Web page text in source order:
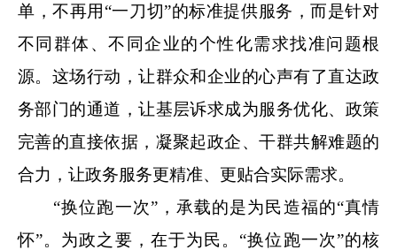
单，不再用“一刀切”的标准提供服务，而是针对
不同群体、不同企业的个性化需求找准问题根
源。这场行动，让群众和企业的心声有了直达政
务部门的通道，让基层诉求成为服务优化、政策
完善的直接依据，凝聚起政企、干群共解难题的
合力，让政务服务更精准、更贴合实际需求。
“换位跑一次”，承载的是为民造福的“真情
怀”。为政之要，在于为民。“换位跑一次”的核